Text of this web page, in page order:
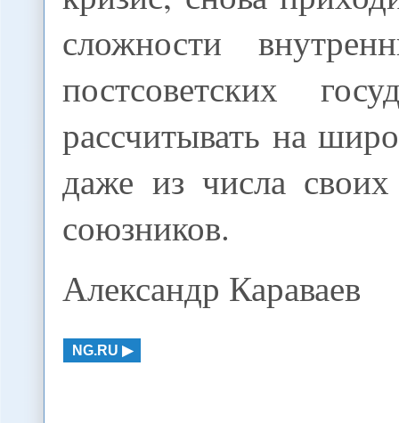
сложности
постсоветских
рассчитывать на
даже из числа
союзников.
Александр Караваев
NG.RU